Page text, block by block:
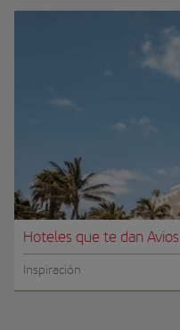
Hoteles que te dan Avios
Inspiración